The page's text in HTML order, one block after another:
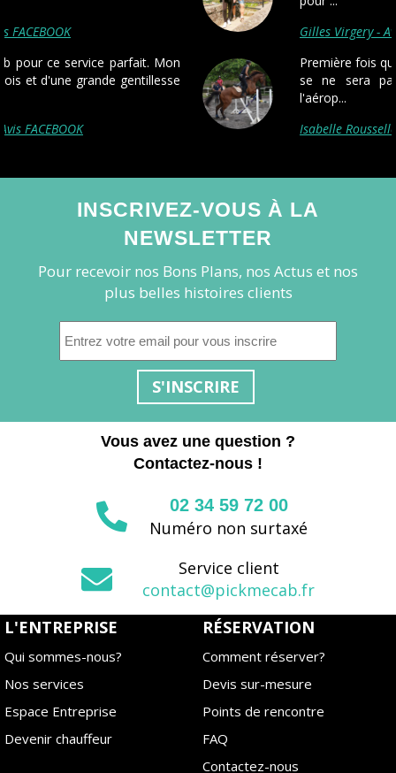
Gilles Virgery - Avis FACEBOOK
Première fois que je fais appel à pickmecab, et
se ne sera pas la dernière! Ponctualité à
Isabelle Rousselle-Barbier - Avis FACEBOOK
INSCRIVEZ-VOUS À LA
NEWSLETTER
Pour recevoir nos Bons Plans, nos Actus et nos
plus belles histoires clients
S'INSCRIRE
Vous avez une question ?
Contactez-nous !
02 34 59 72 00
Numéro non surtaxé
Service client
contact@pickmecab.fr
L'ENTREPRISE
Qui sommes-nous?
Nos services
Espace Entreprise
Devenir chauffeur
RÉSERVATION
Comment réserver?
Devis sur-mesure
Points de rencontre
FAQ
Contactez-nous